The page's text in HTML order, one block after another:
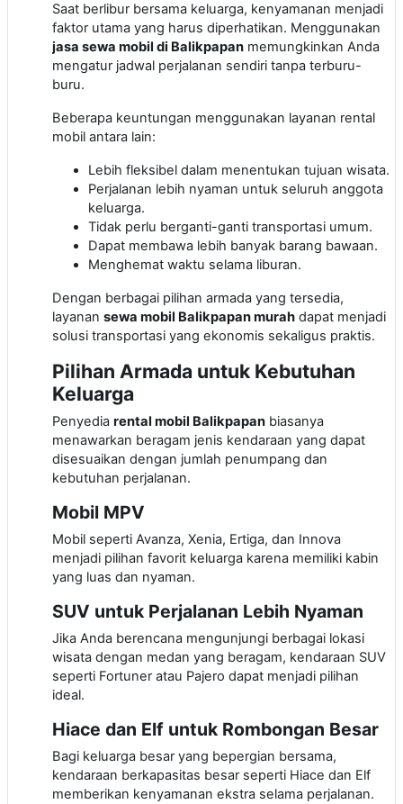
Saat berlibur bersama keluarga, kenyamanan menjadi
faktor utama yang harus diperhatikan. Menggunakan
jasa sewa mobil di Balikpapan memungkinkan Anda
mengatur jadwal perjalanan sendiri tanpa terburu-
buru.
Beberapa keuntungan menggunakan layanan rental
mobil antara lain:
Lebih fleksibel dalam menentukan tujuan wisata.
Perjalanan lebih nyaman untuk seluruh anggota
keluarga.
Tidak perlu berganti-ganti transportasi umum.
Dapat membawa lebih banyak barang bawaan.
Menghemat waktu selama liburan.
Dengan berbagai pilihan armada yang tersedia,
layanan sewa mobil Balikpapan murah dapat menjadi
solusi transportasi yang ekonomis sekaligus praktis.
Pilihan Armada untuk Kebutuhan
Keluarga
Penyedia rental mobil Balikpapan biasanya
menawarkan beragam jenis kendaraan yang dapat
disesuaikan dengan jumlah penumpang dan
kebutuhan perjalanan.
Mobil MPV
Mobil seperti Avanza, Xenia, Ertiga, dan Innova
menjadi pilihan favorit keluarga karena memiliki kabin
yang luas dan nyaman.
SUV untuk Perjalanan Lebih Nyaman
Jika Anda berencana mengunjungi berbagai lokasi
wisata dengan medan yang beragam, kendaraan SUV
seperti Fortuner atau Pajero dapat menjadi pilihan
ideal.
Hiace dan Elf untuk Rombongan Besar
Bagi keluarga besar yang bepergian bersama,
kendaraan berkapasitas besar seperti Hiace dan Elf
memberikan kenyamanan ekstra selama perjalanan.